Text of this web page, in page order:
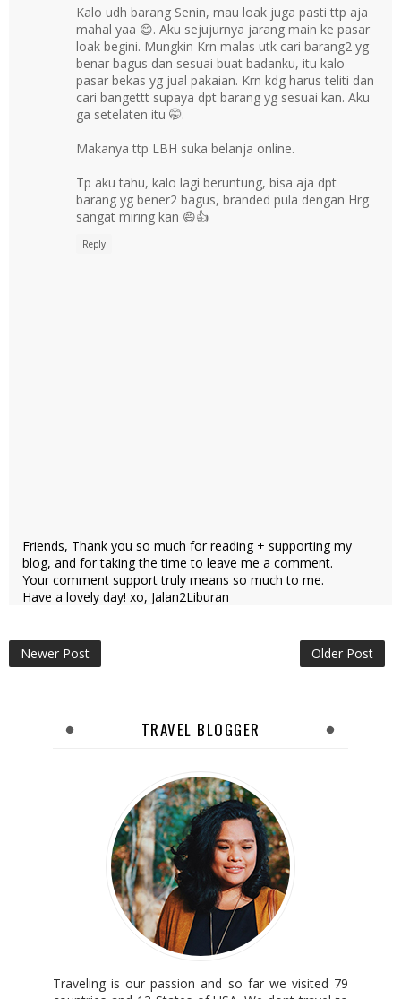
Kalo udh barang Senin, mau loak juga pasti ttp aja
mahal yaa 😄. Aku sejujurnya jarang main ke pasar
loak begini. Mungkin Krn malas utk cari barang2 yg
benar bagus dan sesuai buat badanku, itu kalo
pasar bekas yg jual pakaian. Krn kdg harus teliti dan
cari bangettt supaya dpt barang yg sesuai kan. Aku
ga setelaten itu 🤭.
Makanya ttp LBH suka belanja online.
Tp aku tahu, kalo lagi beruntung, bisa aja dpt
barang yg bener2 bagus, branded pula dengan Hrg
sangat miring kan 😄👍
Reply
Friends, Thank you so much for reading + supporting my
blog, and for taking the time to leave me a comment.
Your comment support truly means so much to me.
Have a lovely day! xo, Jalan2Liburan
Newer Post Older Post
TRAVEL BLOGGER
Traveling is our passion and so far we visited 79